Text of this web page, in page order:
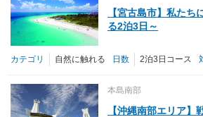
【宮古島市】私たち
る2泊3日～
カテゴリ 自然に触れる 日数 2泊3日コース
本島南部
【沖縄南部エリア】